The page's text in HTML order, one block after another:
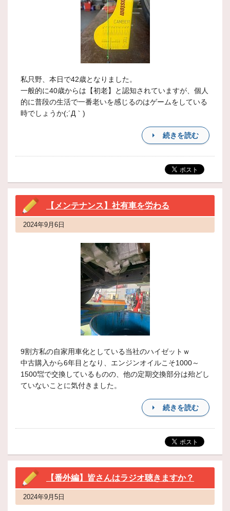
私只野、本日で42歳となりました。
一般的に40歳からは【初老】と認知されていますが、個人
的に普段の生活で一番老いを感じるのはゲームをしている
時でしょうか(;´Д｀)
続きを読む
【メンテナンス】社有車を労わる
2024年9月6日
9割方私の自家用車化としている当社のハイゼットｗ
中古購入から6年目となり、エンジンオイルこそ1000～
1500㌖で交換しているものの、他の定期交換部分は殆どし
ていないことに気付きました。
続きを読む
【番外編】皆さんはラジオ聴きますか？
2024年9月5日